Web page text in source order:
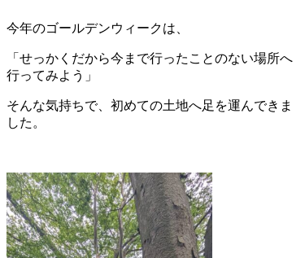
今年のゴールデンウィークは、
「せっかくだから今まで行ったことのない場所へ
行ってみよう」
そんな気持ちで、初めての土地へ足を運んできま
した。